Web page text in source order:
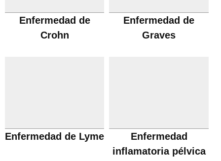
Enfermedad de
Crohn
Enfermedad de
Graves
Enfermedad de Lyme
Enfermedad
inflamatoria pélvica